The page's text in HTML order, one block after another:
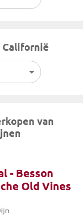
kan
Californië
van
- Besson
Old Vines